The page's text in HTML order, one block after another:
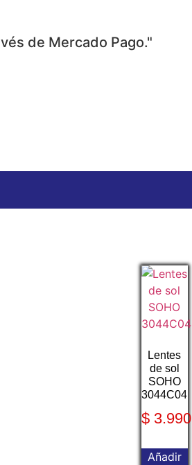
de Mercado Pago."
Lentes
de sol
SOHO
3044C04
$ 3.990
Añadir